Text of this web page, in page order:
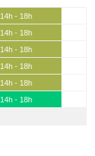
14h - 18h
14h - 18h
14h - 18h
14h - 18h
14h - 18h
14h - 18h